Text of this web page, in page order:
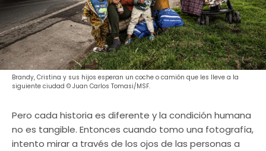
Brandy, Cristina y sus hijos esperan un coche o camión que les lleve a la
siguiente ciudad © Juan Carlos Tomasi/MSF.
Pero cada historia es diferente y la condición humana
no es tangible. Entonces cuando tomo una fotografía,
intento mirar a través de los ojos de las personas a